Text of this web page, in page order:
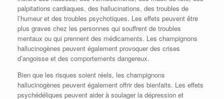
palpitations cardiaques, des hallucinations, des troubles de
l’humeur et des troubles psychotiques. Les effets peuvent être
plus graves chez les personnes qui souffrent de troubles
mentaux ou qui prennent des médicaments. Les champignons
hallucinogènes peuvent également provoquer des crises
d’angoisse et des comportements dangereux.
Bien que les risques soient réels, les champignons
hallucinogènes peuvent également offrir des bienfaits. Les effets
psychédéliques peuvent aider à soulager la dépression et